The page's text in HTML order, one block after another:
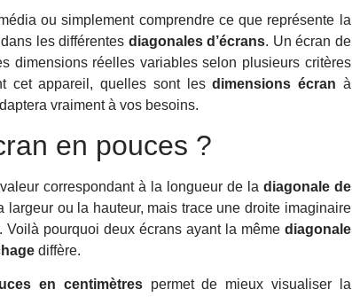
ou simplement comprendre ce que représente la
les différentes diagonales d’écrans. Un écran de
dimensions réelles variables selon plusieurs critères
cet appareil, quelles sont lesdimensions écran à
vraiment à vos besoins.
en pouces ?
correspondant à la longueur de la diagonale de
ou la hauteur, mais trace une droite imaginaire
pourquoi deux écrans ayant la même diagonale
diffère.
en centimètrespermet de mieux visualiser la